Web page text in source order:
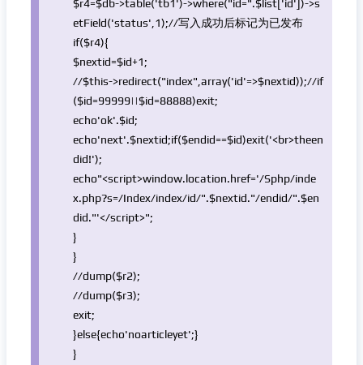
$r4=$db->table('tb1')->where("id=".$list 'id' ])->s
etField('status' ,1);//写入成功后标记为已发布
if($r4){
$nextid=$id+1;
//$this->redirect("index",array('id'=>$nextid));//if
($id=99999||$id=88888)exit;
echo'ok'.$id;
echo'next'.$nextid;if($endid==$id)exit('<br>theen
did!');
echo"<script>window.location.href='/Sphp/inde
x.php?s=/Index/index/id/".$nextid."/endid/".$en
did."'</script>";
}
}
//dump($r2);
//dump($r3);
exit;
}else{echo'noarticleyet';}
}